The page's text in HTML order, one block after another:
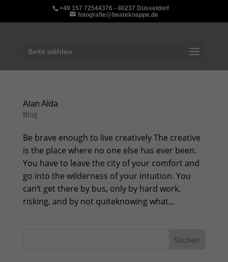
+49 157 72544376 - 40237 Düsseldorf
fotografie@beateknappe.de
Seite wählen
Alan Alda
Blog
Be brave enough to live creatively The creative
is the place where no one else has ever been.
You have to leave the city of your comfort and
go into the wilderness of your intuition. You
can‘t get there by bus, only by hard work,
risking, and by not quiteknowing what...